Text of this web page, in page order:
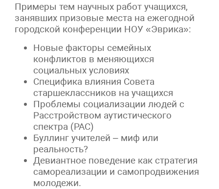
Примеры тем научных работ учащихся,
занявших призовые места на ежегодной
городской конференции НОУ «Эврика»:
Новые факторы семейных
конфликтов в меняющихся
социальных условиях
Специфика влияния Совета
старшеклассников на учащихся
Проблемы социализации людей с
Расстройством аутистического
спектра (РАС)
Буллинг учителей – миф или
реальность?
Девиантное поведение как стратегия
самореализации и самопродвижения
молодежи.